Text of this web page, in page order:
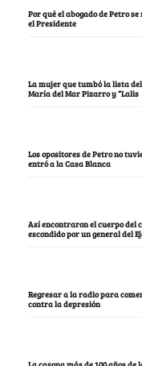
Por qué el abogado de Petro
el Presidente
La mujer que tumbó la lista
María del Mar Pizarro y “Lalis
Los opositores de Petro no
entró a la Casa Blanca
Así encontraron el cuerpo del
escondido por un general del
Regresar a la radio para
contra la depresión